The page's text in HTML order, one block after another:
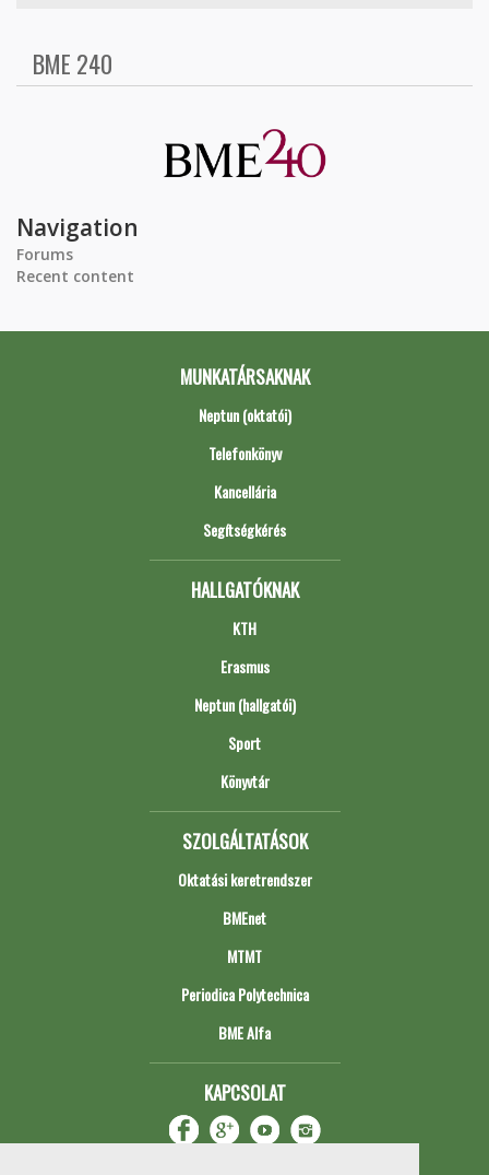
BME 240
Navigation
Forums
Recent content
MUNKATÁRSAKNAK
Neptun (oktatói)
Telefonkönyv
Kancellária
Segítségkérés
HALLGATÓKNAK
KTH
Erasmus
Neptun (hallgatói)
Sport
Könyvtár
SZOLGÁLTATÁSOK
Oktatási keretrendszer
BMEnet
MTMT
Periodica Polytechnica
BME Alfa
KAPCSOLAT